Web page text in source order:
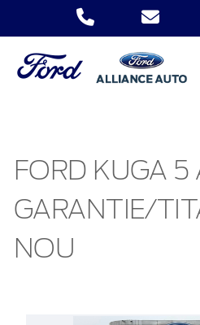
FORD KUGA 5
GARANTIE/
NOU